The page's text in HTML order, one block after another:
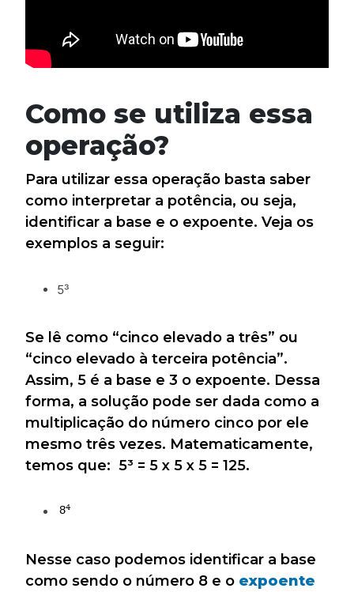
Como se utiliza essa
operação?
Para utilizar essa operação basta saber
como interpretar a potência, ou seja,
identificar a base e o expoente. Veja os
exemplos a seguir:
5³
Se lê como “cinco elevado a três” ou
“cinco elevado à terceira potência”.
Assim, 5 é a base e 3 o expoente. Dessa
forma, a solução pode ser dada como a
multiplicação do número cinco por ele
mesmo três vezes. Matematicamente,
temos que: 5³ = 5 x 5 x 5 = 125.
Nesse caso podemos identificar a base
como sendo o número 8 e o expoente